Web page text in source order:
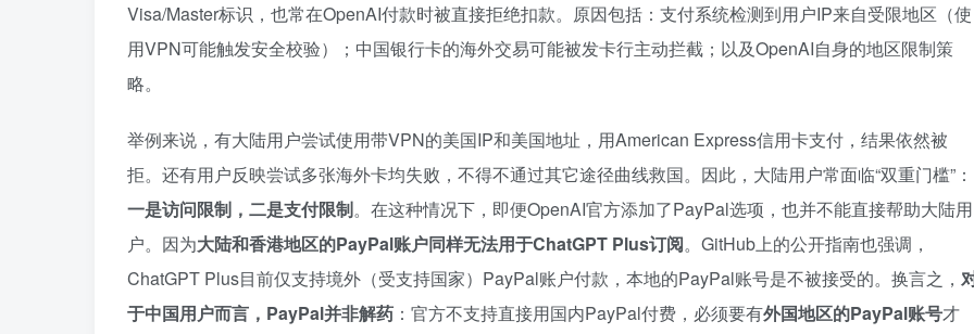
Visa/Master标识，也常在OpenAI付款时被直接拒绝扣款。原因包括：支付系统检测到用户IP来自受限地区（使
用VPN可能触发安全校验）；中国银行卡的海外交易可能被发卡行主动拦截；以及OpenAI自身的地区限制策
略。
举例来说，有大陆用户尝试使用带VPN的美国IP和美国地址，用American Express信用卡支付，结果依然被
拒。还有用户反映尝试多张海外卡均失败，不得不通过其它途径曲线救国。因此，大陆用户常面临“双重门槛”：
一是访问限制，二是支付限制。在这种情况下，即便OpenAI官方添加了PayPal选项，也并不能直接帮助大陆用
户。因为大陆和香港地区的PayPal账户同样无法用于ChatGPT Plus订阅。GitHub上的公开指南也强调，
ChatGPT Plus目前仅支持境外（受支持国家）PayPal账户付款，本地的PayPal账号是不被接受的。换言之，
于中国用户而言，PayPal并非解药 ：官方不支持直接用国内PayPal付费，必须要有外国地区的PayPal账号才